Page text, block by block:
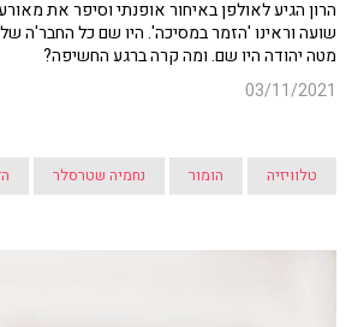
הרון הגיע לאולפן באיחור אופנתי וסיפר את
שועה וראינו 'הזמר במסיכה'. היו שם כל החבר'ה
מטה יהודה היו שם. ומה קרה ברגע החשיפה?
03/11/2021
טלוויזיה הומור נחמיה שטרסלר